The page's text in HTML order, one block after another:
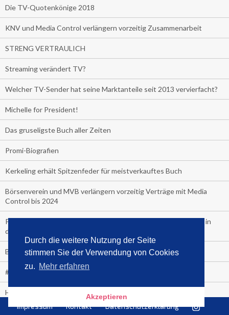
Durch die weitere Nutzung der Seite
stimmen Sie der Verwendung von Cookies
zu. Mehr erfahren
Akzeptieren
Die TV-Quotenkönige 2018
KNV und Media Control verlängern vorzeitig Zusammenarbeit
STRENG VERTRAULICH
Streaming verändert TV?
Welcher TV-Sender hat seine Marktanteile seit 2013 vervierfacht?
Michelle for President!
Das gruseligste Buch aller Zeiten
Promi-Biografien
Kerkeling erhält Spitzenfeder für meistverkauftes Buch
Börsenverein und MVB verlängern vorzeitig Verträge mit Media
Control bis 2024
PocketBook, Ceebo und Umbreit bringen Hörbuch-Downloads in
die Cloud
Bella Bella
#1-Bestseller: "Das ist Alpha!" von Kollegah
Hammer! "Fear: Trump in the White House" (auf Englisch) von
Impressum Kontakt Datenschutzerklärung